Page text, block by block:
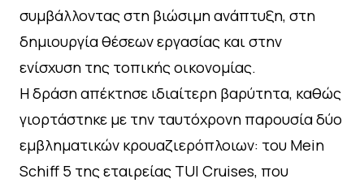
συμβάλλοντας στη βιώσιμη ανάπτυξη, στη
δημιουργία θέσεων εργασίας και στην
ενίσχυση της τοπικής οικονομίας.
Η δράση απέκτησε ιδιαίτερη βαρύτητα, καθώς
γιορτάστηκε με την ταυτόχρονη παρουσία δύο
εμβληματικών κρουαζιερόπλοιων: του Mein
Schiff 5 της εταιρείας TUI Cruises, που